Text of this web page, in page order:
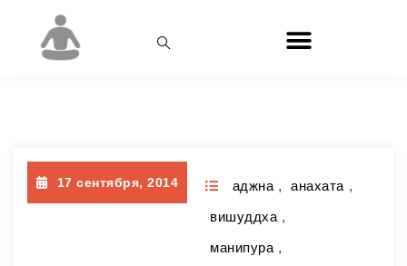
17 сентября, 2014 аджна , анахата ,
вишуддха ,
манипура ,